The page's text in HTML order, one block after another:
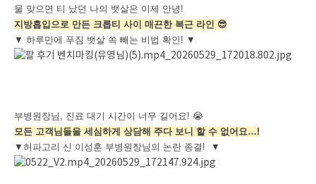
물 맞으면 티 났던 나의 뱃살은 이제 안녕!
지방흡입으로 만든 크롭티 사이 매끈한 복근 라인 😎
▼ 하루만에 푸짐 뱃살 쏙 빼는 비법 확인! ▼
부병원장님, 진료 대기 시간이 너무 길어요! 😭
모든 고객님들을 세심하게 상담해 주다 보니 할 수 없어요…!
▼허파고리 신 이성훈 부병원장님의 논란 종결! ▼